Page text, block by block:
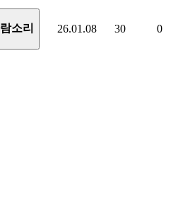
소리 26.01.08 30 0